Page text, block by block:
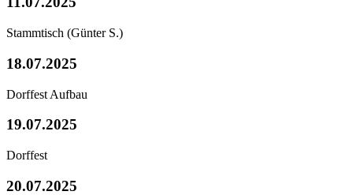
Stammtisch (Günter S.)
18.07.2025
Dorffest Aufbau
19.07.2025
Dorffest
20.07.2025